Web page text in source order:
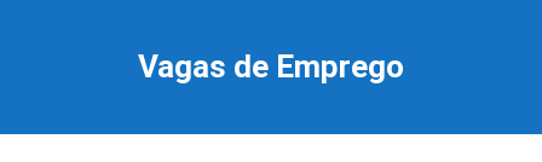
Vagas de Emprego